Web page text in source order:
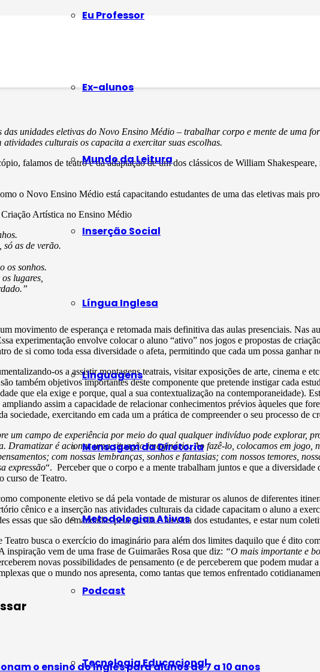
Eu Professor
Ex-alunos
Mundo da Leitura
Inserção Social
Língua Inglesa
Linguagens
Mensagem da Diretoria
Metodologias Ativas
Podcast
Tecnologia Educacional
das unidades eletivas do Novo Ensino Médio – trabalhar corpo e mente de uma
culturais os capacita a exercitar suas escolhas.
falamos de teatro e da adaptação de um dos clássicos de William
o Novo Ensino Médio está capacitando estudantes de uma das eletivas mais
Artística no Ensino Médio
só as de verão.
os sonhos.
lugares,
movimento de esperança e retomada mais definitiva das aulas presenciais. Nas
experimentação envolve colocar o aluno “ativo” nos jogos e propostas de
de si como toda essa diversidade o afeta, permitindo que cada um possa ganhar
os a assistir montagens teatrais, visitar exposições de arte, cinema e
também objetivos importantes deste componente que pretende instigar cada
que ela exige e porque, qual a sua contextualização na contemporaneidade).
assim a capacidade de relacionar conhecimentos prévios àqueles que
sociedade, exercitando em cada um a prática de compreender o seu processo de
um campo de experiência por meio do qual qualquer indivíduo pode explorar,
Dramatizar é acionar uma situação imaginária. Ao fazê-lo, colocamos em jogo,
com nossas lembranças, sonhos e fantasias; com nossos temores,
expressão“. Perceber que o corpo e a mente trabalham juntos e que a
curso de Teatro.
componente eletivo se dá pela vontade de misturar os alunos de diferentes
cênico e a inserção nas atividades culturais da cidade capacitam o aluno a
essas que são demandadas pela escola e na vida dos estudantes, e estar num
busca o exercício do imaginário para além dos limites daquilo que é dito
inspiração vem de uma frase de Guimarães Rosa que diz: “O mais importante e
novas possibilidades de pensamento (e de perceberem que podem
que o mundo nos apresenta, como tantas que temos enfrentado
o ensino do Inglês para alunos de 7 a 10 anos